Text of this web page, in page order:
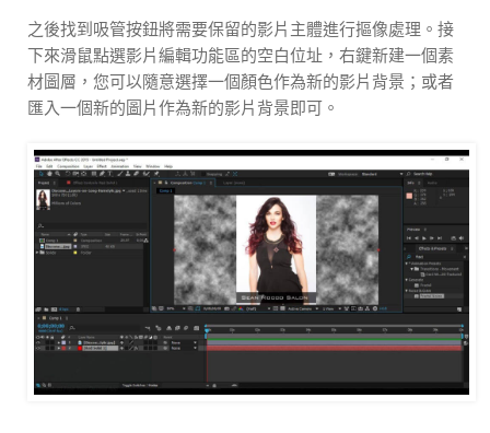
之後找到吸管按鈕將需要保留的影片主體進行摳像處理。接
下來滑鼠點選影片編輯功能區的空白位址，右鍵新建一個素
材圖層，您可以隨意選擇一個顏色作為新的影片背景；或者
匯入一個新的圖片作為新的影片背景即可。